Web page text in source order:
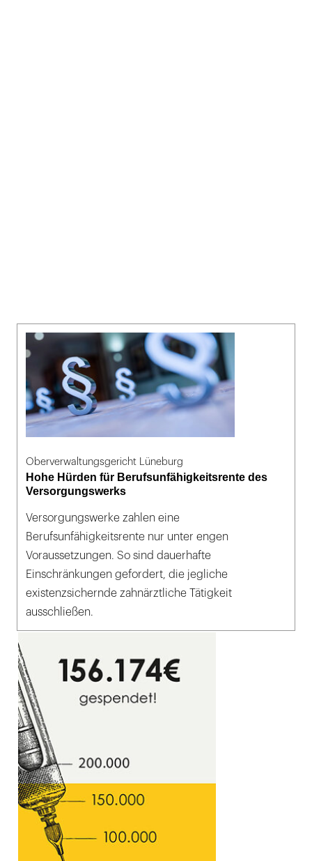
Oberverwaltungsgericht Lüneburg
Hohe Hürden für Berufsunfähigkeitsrente des
Versorgungswerks
Versorgungswerke zahlen eine
Berufsunfähigkeitsrente nur unter engen
Voraussetzungen. So sind dauerhafte
Einschränkungen gefordert, die jegliche
existenzsichernde zahnärztliche Tätigkeit
ausschließen.